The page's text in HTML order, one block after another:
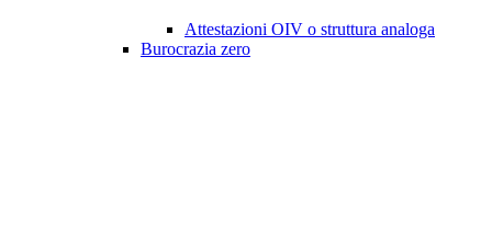
Attestazioni OIV o struttura analoga
Burocrazia zero